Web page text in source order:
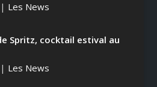
| Les News
Spritz, cocktail estival au
| Les News